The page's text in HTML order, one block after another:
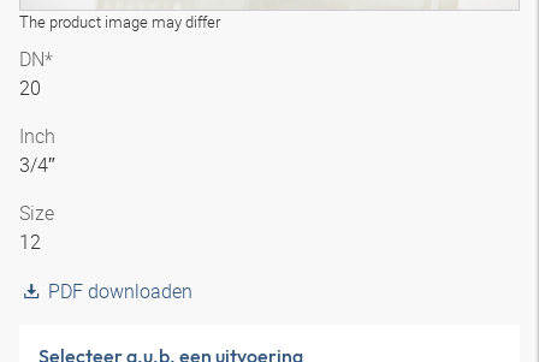
The product image may differ
DN*
20
Inch
3/4″
Size
12
PDF downloaden
Selecteer a.u.b. een uitvoering